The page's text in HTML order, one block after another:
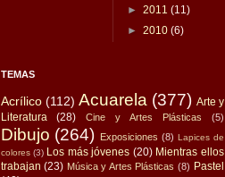
► 2011 (11)
► 2010 (6)
TEMAS
Acrílico (112) Acuarela (377) Arte y
Literatura
(28) Cine y Artes Plásticas (5)
Dibujo (264) Exposiciones (8) Lapices de
colores (3) Los más jóvenes (20) Mientras ellos
trabajan (23) Música y Artes Plásticas (8) Pastel